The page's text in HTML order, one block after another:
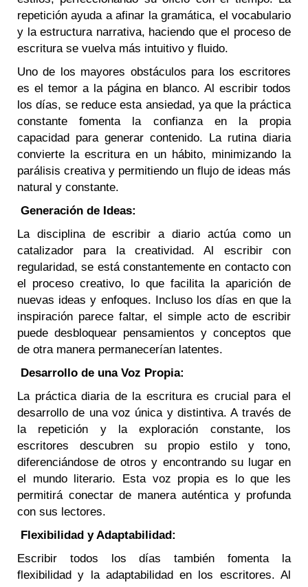
repetición ayuda a afinar la gramática, el vocabulario
y la estructura narrativa, haciendo que el proceso de
escritura se vuelva más intuitivo y fluido.
Uno de los mayores obstáculos para los escritores
es el temor a la página en blanco. Al escribir todos
los días, se reduce esta ansiedad, ya que la práctica
constante fomenta la confianza en la propia
capacidad para generar contenido. La rutina diaria
convierte la escritura en un hábito, minimizando la
parálisis creativa y permitiendo un flujo de ideas más
natural y constante.
Generación de Ideas:
La disciplina de escribir a diario actúa como un
catalizador para la creatividad. Al escribir con
regularidad, se está constantemente en contacto con
el proceso creativo, lo que facilita la aparición de
nuevas ideas y enfoques. Incluso los días en que la
inspiración parece faltar, el simple acto de escribir
puede desbloquear pensamientos y conceptos que
de otra manera permanecerían latentes.
Desarrollo de una Voz Propia:
La práctica diaria de la escritura es crucial para el
desarrollo de una voz única y distintiva. A través de
la repetición y la exploración constante, los
escritores descubren su propio estilo y tono,
diferenciándose de otros y encontrando su lugar en
el mundo literario. Esta voz propia es lo que les
permitirá conectar de manera auténtica y profunda
con sus lectores.
Flexibilidad y Adaptabilidad:
Escribir todos los días también fomenta la
flexibilidad y la adaptabilidad en los escritores. Al